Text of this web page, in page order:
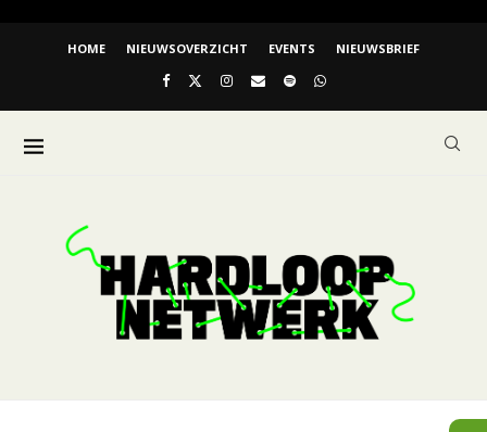
HOME NIEUWSOVERZICHT EVENTS NIEUWSBRIEF